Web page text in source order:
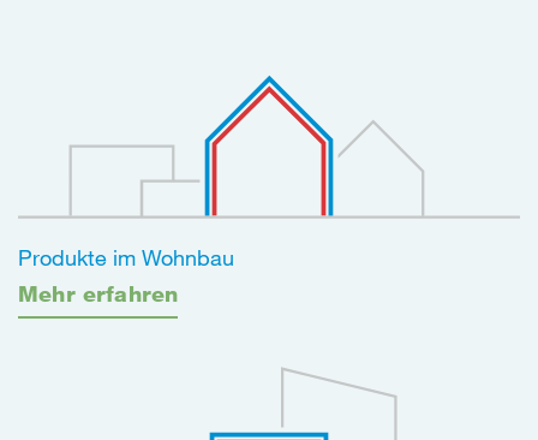
Produkte im Wohnbau
Mehr erfahren